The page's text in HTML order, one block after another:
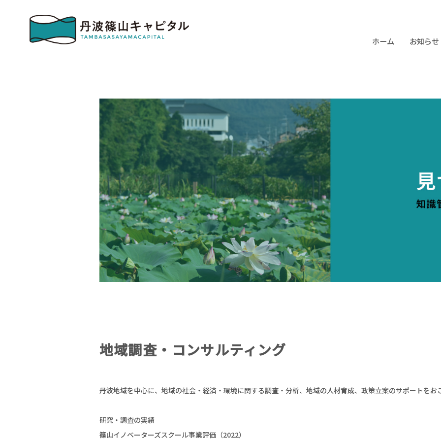
ホーム お知らせ
地域調査・コンサルティング
丹波地域を中心に、地域の社会・経済・環境に関する調査・分析、地域の人材育成、政策立案のサポートをお
研究・調査の実績
篠山イノベーターズスクール事業評価（2022）